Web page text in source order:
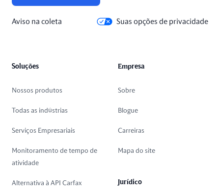
Aviso na coleta Suas opções de privacidade
Soluções
Nossos produtos
Todas as indústrias
Serviços Empresariais
Monitoramento de tempo de
atividade
Alternativa à API Carfax
Empresa
Sobre
Blogue
Carreiras
Mapa do site
Jurídico